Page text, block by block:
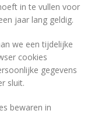
in te vullen voor
jaar lang geldig.
we een tijdelijke
cookies
gegevens
sluit.
bewaren in